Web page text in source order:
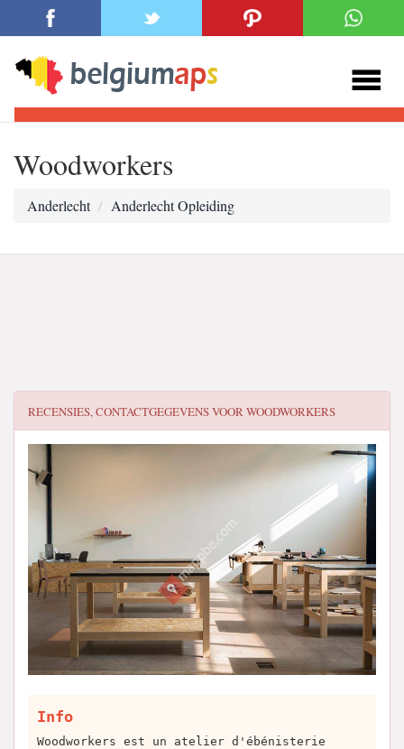
Woodworkers
Anderlecht Anderlecht Opleiding
RECENSIES, CONTACTGEGEVENS VOORWOODWORKERS
Info
Woodworkers est un atelier d'ébénisterie